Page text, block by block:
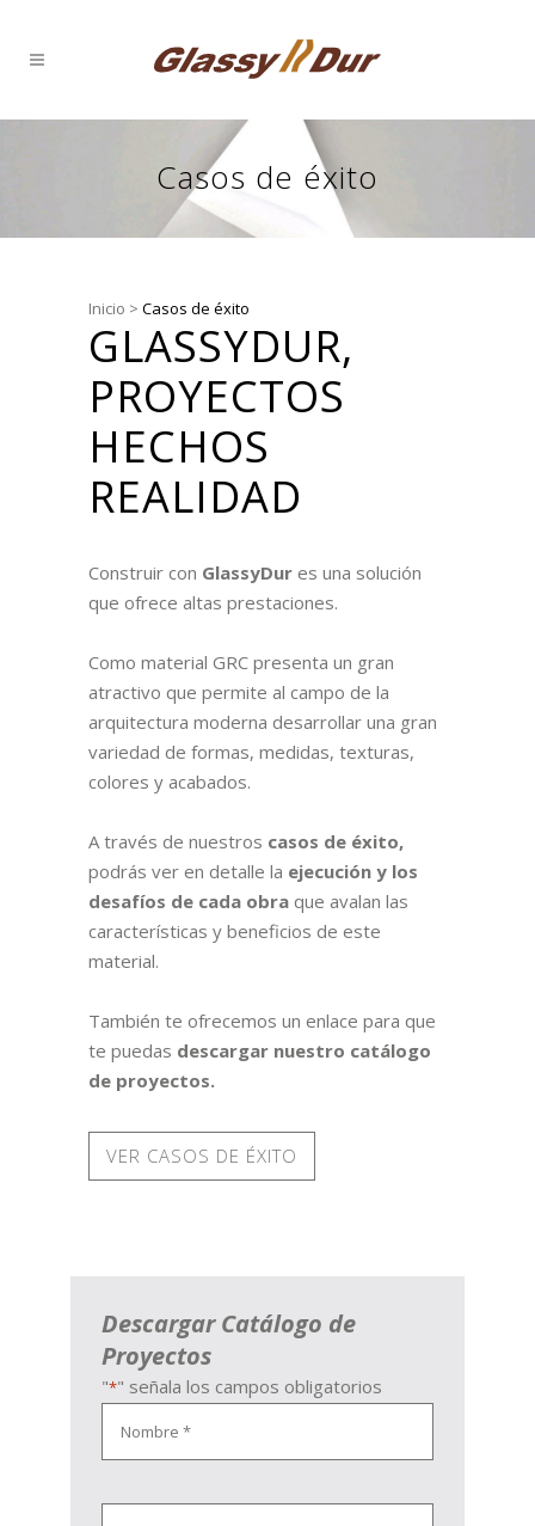
Casos de éxito
Inicio > Casos de éxito
GLASSYDUR,
PROYECTOS
HECHOS
REALIDAD
Construir con GlassyDur es una solución
que ofrece altas prestaciones.
Como material GRC presenta un gran
atractivo que permite al campo de la
arquitectura moderna desarrollar una gran
variedad de formas, medidas, texturas,
colores y acabados.
A través de nuestros casos de éxito,
podrás ver en detalle la ejecución y los
desafíos de cada obra que avalan las
características y beneficios de este
material.
También te ofrecemos un enlace para que
te puedas descargar nuestro catálogo
de proyectos.
VER CASOS DE ÉXITO
Descargar Catálogo de
Proyectos
"*" señala los campos obligatorios